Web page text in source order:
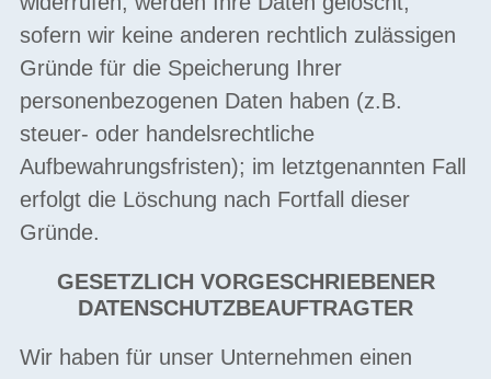
sofern wir keine anderen rechtlich zulässigen
Gründe für die Speicherung Ihrer
personenbezogenen Daten haben (z.B.
steuer- oder handelsrechtliche
Aufbewahrungsfristen); im letztgenannten Fall
erfolgt die Löschung nach Fortfall dieser
Gründe.
GESETZLICH VORGESCHRIEBENER
DATENSCHUTZBEAUFTRAGTER
Wir haben für unser Unternehmen einen